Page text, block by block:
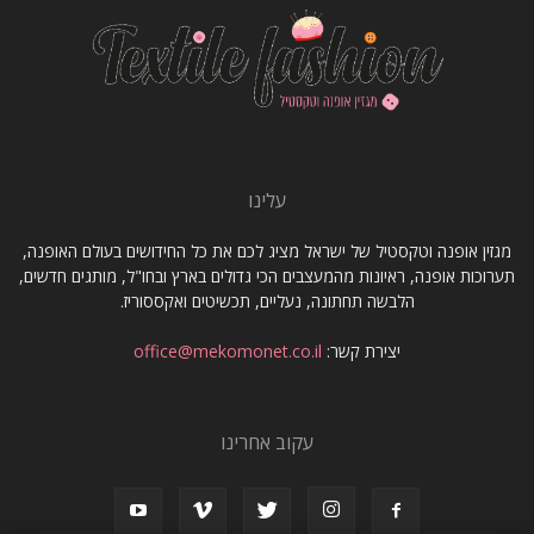
עלינו
מגזין אופנה וטקסטיל של ישראל מציג לכם את כל החידושים בעולם האופנה,
תערוכות אופנה, ראיונות מהמעצבים הכי גדולים בארץ ובחו"ל, מותגים חדשים,
הלבשה תחתונה, נעליים, תכשיטים ואקססוריז.
יצירת קשר: office@mekomonet.co.il
עקוב אחרינו